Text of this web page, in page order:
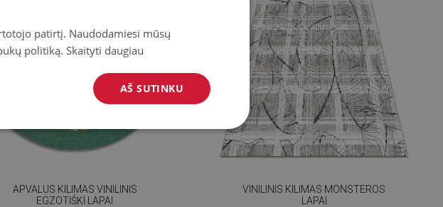
APVALUS KILIMAS VINILINIS
EGZOTIŠKI LAPAI
VINILINIS KILIMAS MONSTEROS
LAPAI
patirtį. Naudodamiesi mūsų
politiką. Skaityti daugiau
AŠ SUTINKU